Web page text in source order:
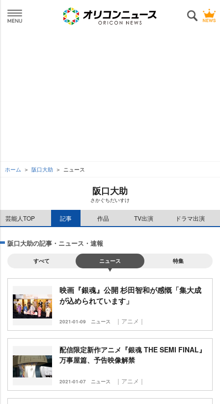
ホーム 阪口大助 ニュース
阪口大助
さかぐちだいすけ
芸能人TOP 記事 作品 TV出演 ドラマ出演
阪口大助の記事・ニュース・速報
すべて ニュース 特集
映画『銀魂』公開 杉田智和が感慨「集大成
が込められています」
2021-01-09 ニュース ｜アニメ｜
配信限定新作アニメ『銀魂 THE SEMI FINAL』
万事屋篇、予告映像解禁
2021-01-07 ニュース ｜アニメ｜